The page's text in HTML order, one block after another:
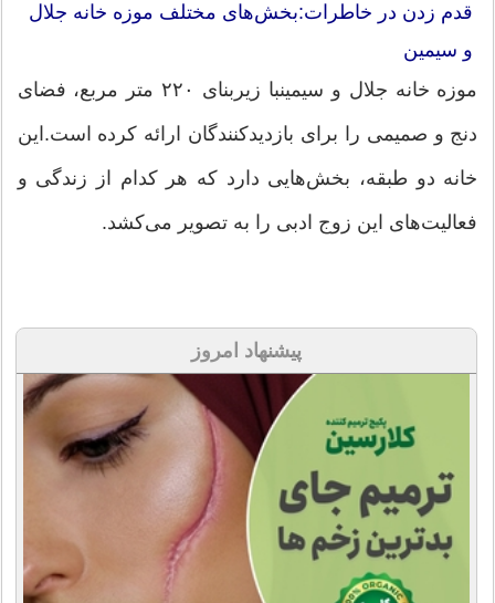
قدم زدن در خاطرات:بخش‌های مختلف موزه خانه جلال
و سیمین
موزه خانه جلال و سیمینبا زیربنای ۲۲۰ متر مربع، فضای
دنج و صمیمی را برای بازدیدکنندگان ارائه کرده است.این
خانه دو طبقه، بخش‌هایی دارد که هر کدام از زندگی و
فعالیت‌های این زوج ادبی را به تصویر می‌کشد.
پیشنهاد امروز